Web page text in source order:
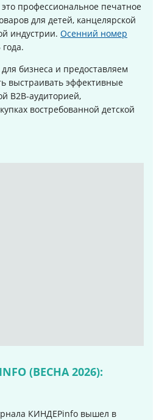
это профессиональное печатное
для детей, канцелярской
индустрии. Осенний номер
.
бизнеса и предоставляем
выстраивать эффективные
B2B-аудиторией,
востребованной детской
(ВЕСНА 2026):
КИНДЕРinfo вышел в